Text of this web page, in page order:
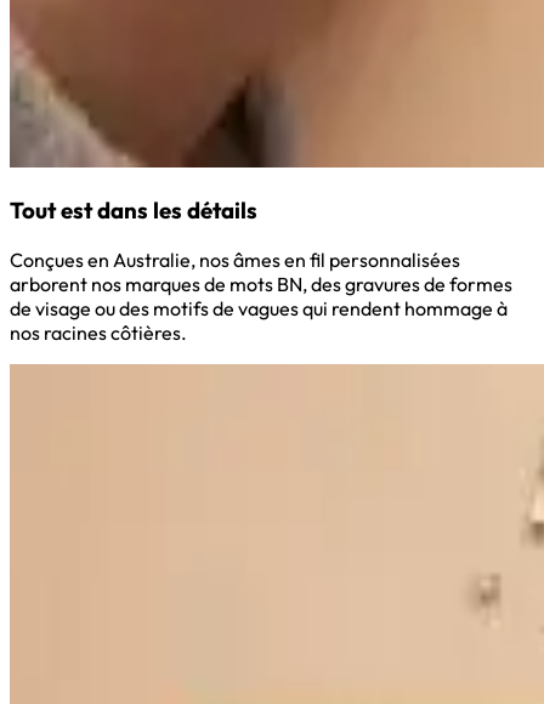
Tout est dans les détails
Conçues en Australie, nos âmes en fil personnalisées
arborent nos marques de mots BN, des gravures de formes
de visage ou des motifs de vagues qui rendent hommage à
nos racines côtières.